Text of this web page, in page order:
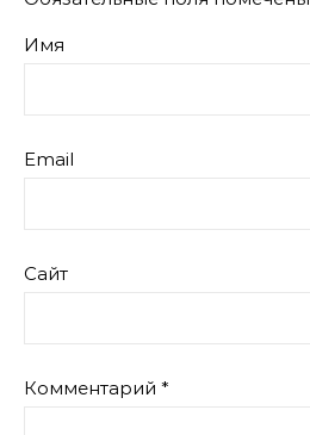
Имя
Email
Сайт
Комментарий *